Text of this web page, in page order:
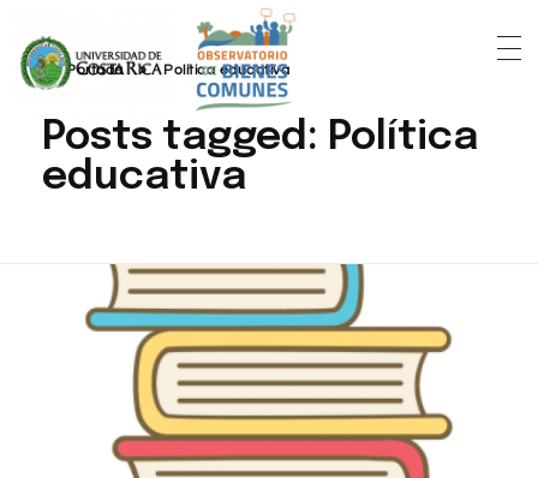
Portada » Política educativa
Posts tagged: Política
educativa